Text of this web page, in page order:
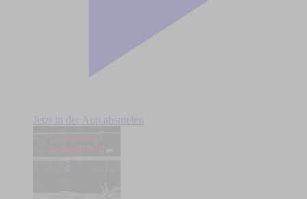
Jetzt in der App abspielen